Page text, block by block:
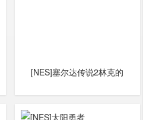
[NES]塞尔达传说2林克的